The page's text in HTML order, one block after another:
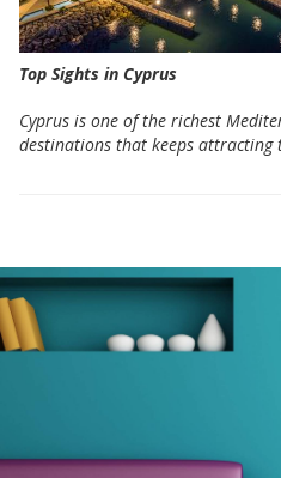
Top Sights in Cyprus
Cyprus is one of the richest
destinations that keeps attracting